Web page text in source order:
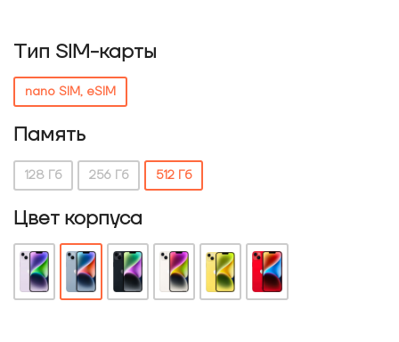
Тип SIM-карты
nano SIM, eSIM
Память
128 Гб 256 Гб 512 Гб
Цвет корпуса